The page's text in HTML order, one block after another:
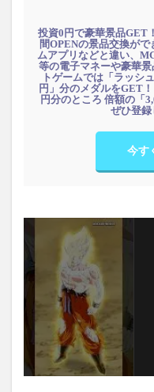
投資0円で豪華景品GET
間OPENの景品交換が
ムアプリなどと違い、
等の電子マネーや豪華
トゲームでは「ラッシ
円」分のメダルをGET
円分のところ 倍額の「
ぜひ登録
今す